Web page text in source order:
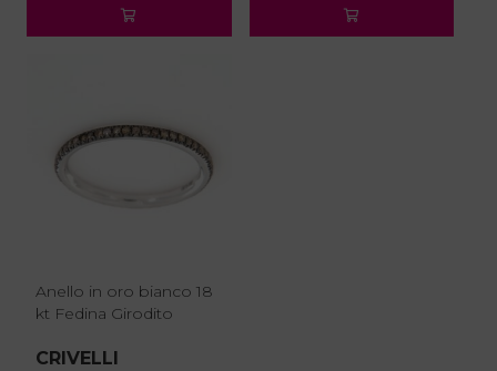
727€.
è:
582€.
756€.
è:
605€.
Anello in oro bianco 18
kt Fedina Girodito
CRIVELLI